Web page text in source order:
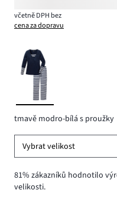
včetně DPH bez
cena za dopravu
tmavě modro-bílá s proužky
Vybrat velikost
81% zákazníků hodnotilo
velikosti.